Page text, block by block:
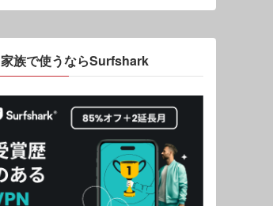
家族で使うならSurfshark